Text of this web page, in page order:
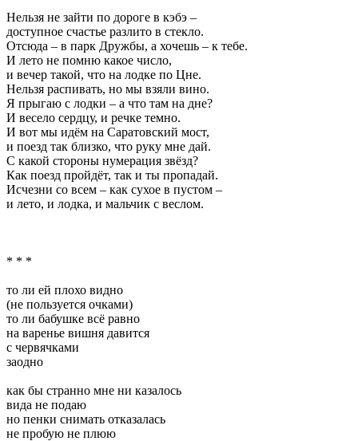
Нельзя не зайти по дороге в кэбэ –
доступное счастье разлито в стекло.
Отсюда – в парк Дружбы, а хочешь – к тебе.
И лето не помню какое число,
и вечер такой, что на лодке по Цне.
Нельзя распивать, но мы взяли вино.
Я прыгаю с лодки – а что там на дне?
И весело сердцу, и речке темно.
И вот мы идём на Саратовский мост,
и поезд так близко, что руку мне дай.
С какой стороны нумерация звёзд?
Как поезд пройдёт, так и ты пропадай.
Исчезни со всем – как сухое в пустом –
и лето, и лодка, и мальчик с веслом.
* * *
то ли ей плохо видно
(не пользуется очками)
то ли бабушке всё равно
на варенье вишня давится
с червячками
заодно
как бы странно мне ни казалось
вида не подаю
но пенки снимать отказалась
не пробую не плюю